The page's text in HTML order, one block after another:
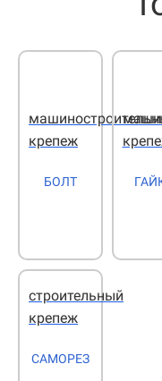
крепеж
БОЛТ
строительный
крепеж
САМОРЕЗ